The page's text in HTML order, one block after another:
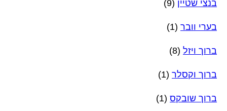
בנצי שטיין (9)
בערי וובר (1)
ברוך ויזל (8)
ברוך וקסלר (1)
ברוך שובקס (1)